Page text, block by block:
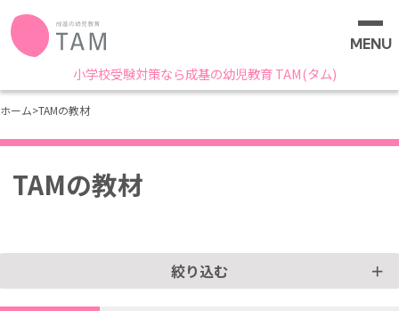
小学校受験対策なら成基の幼児教育 TAM(タム)
MENU
ホーム>TAMの教材
TAMの教材
絞り込む